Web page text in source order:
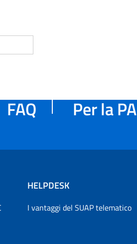
FAQ Per la PA
HELPDESK
I vantaggi del SUAP telematico